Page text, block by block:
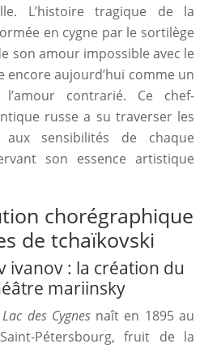
L’histoire tragique de la
en cygne par le sortilège
son amour impossible avec le
encore aujourd’hui comme un
contrarié. Ce chef-
russe a su traverser les
aux sensibilités de chaque
son essence artistique
chorégraphique
de tchaïkovski
ivanov : la création du
mariinsky
Lac des Cygnesnaît en 1895 au
Pétersbourg, fruit de la